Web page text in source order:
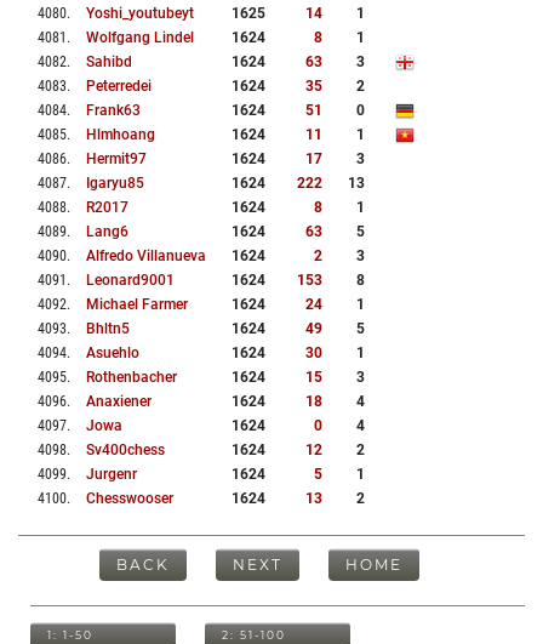
4080. Yoshi_youtubeyt 1625 14
1
4081 . Wolfgang Lindel 1624 8
1
4082. Sahibd 1624 63
3
4083. Peterredei 1624 35
2
4084. Frank63 1624 51
0
4085. Hlmhoang 1624 11
1
4086. Hermit97 1624 17
3
4087. Igaryu85 1624 222
13
4088. R2017 1624 8
1
4089. Lang6 1624 63
5
4090. Alfredo Villanueva 1624 2
3
4091 . Leonard9001 1624 153
8
4092. Michael Farmer 1624 24
1
4093. Bhltn5 1624 49
5
4094. Asuehlo 1624 30
1
4095. Rothenbacher 1624 15
3
4096. Anaxiener 1624 18
4
4097. Jowa 1624 0
4
4098. Sv400chess 1624 12
2
4099. Jurgenr 1624 5
1
4100. Chesswooser 1624 13 2
BACK NEXT HOME
1: 1-50 2: 51-100